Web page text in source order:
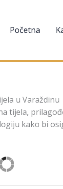
Početna
u Varaždinu
tijela,
kako bi